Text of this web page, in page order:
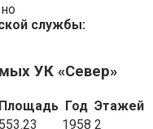
службы:
УК «Север»
Площадь Год Этажей
553.23 1958 2